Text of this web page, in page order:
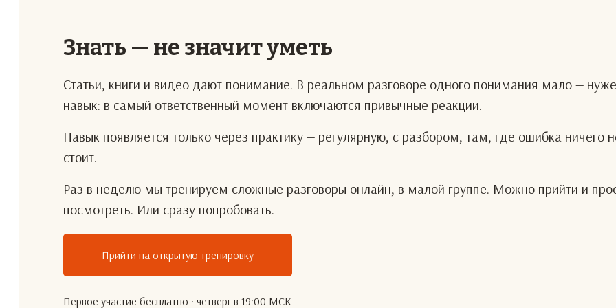
Знать — не значит уметь
Статьи, книги и видео дают понимание. В реальном разговоре одного понимания мало —
навык: в самый ответственный момент включаются привычные реакции.
Навык появляется только через практику — регулярную, с разбором, там, где ошибка ничего
стоит.
Раз в неделю мы тренируем сложные разговоры онлайн, в малой группе. Можно прийти и
посмотреть. Или сразу попробовать.
Прийти на открытую тренировку
Первое участие бесплатно · четверг в 19:00 МСК